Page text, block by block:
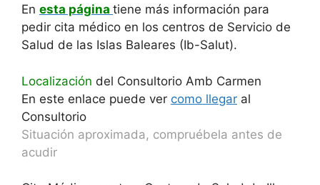
En esta página tiene más información para
pedir cita médico en los centros de Servicio de
Salud de las Islas Baleares (Ib-Salut).
Localización del Consultorio Amb Carmen
En este enlace puede ver como llegar al
Consultorio
Situación aproximada, compruébela antes de
acudir